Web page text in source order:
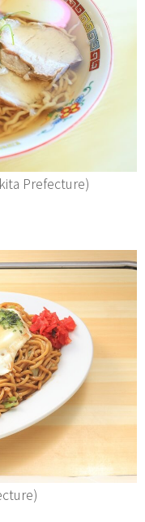
Prefecture)